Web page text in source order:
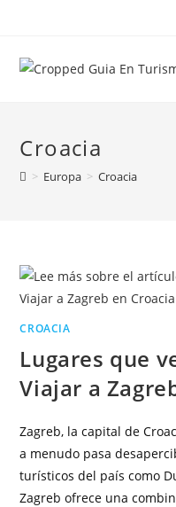
Croacia
> Europa > Croacia
CROACIA
Lugares que
Viajar a
Zagreb, la capital de
a menudo pasa
turísticos del país como
Zagreb ofrece una